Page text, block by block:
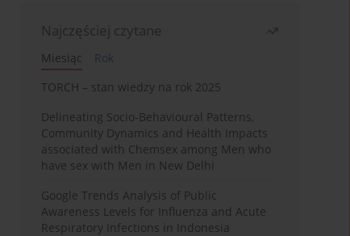
Najczęściej czytane
Miesiąc
Rok
TORCH – stan wiedzy na rok 2025
Delineating Socio-Behavioural Patterns,
Community Dynamics and Health Impacts
associated with Chemsex among Men who
have sex with Men in New Delhi
Google Trends Analysis of Public
Awareness Levels for Influenza and Acute
Respiratory Infections in Indonesia